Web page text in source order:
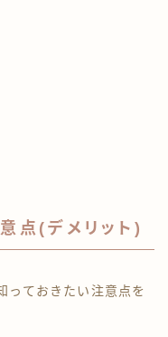
点(デメリット)
っておきたい注意点を